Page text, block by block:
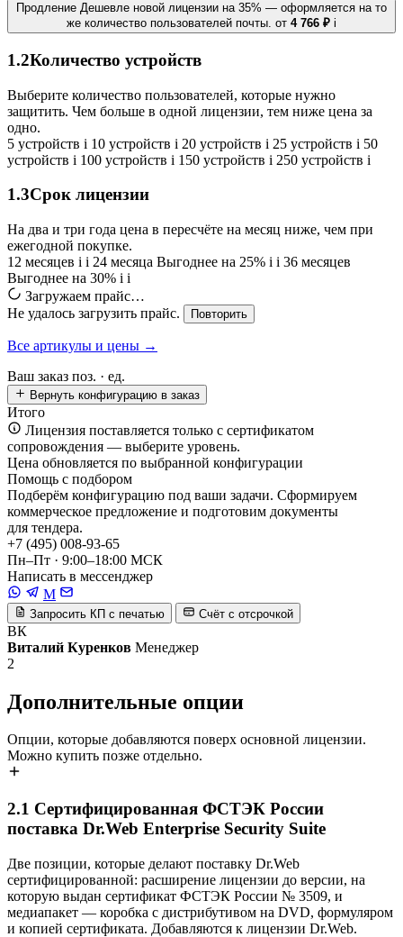
Продление Дешевле новой лицензии на 35% — оформляется на то
же количество пользователей почты. от 4 766 ₽ i
1.2Количество устройств
Выберите количество пользователей, которые нужно
защитить. Чем больше в одной лицензии, тем ниже цена за
одно.
5 устройств i 10 устройств i 20 устройств i 25 устройств i 50
устройств i 100 устройств i 150 устройств i 250 устройств i
1.3Срок лицензии
На два и три года цена в пересчёте на месяц ниже, чем при
ежегодной покупке.
12 месяцев i i 24 месяца Выгоднее на 25% i i 36 месяцев
Выгоднее на 30% i i
Загружаем прайс…
Не удалось загрузить прайс.
Повторить
Все артикулы и цены →
Ваш заказ поз. · ед.
Вернуть конфигурацию в заказ
Итого
Лицензия поставляется только с сертификатом
сопровождения — выберите уровень.
Цена обновляется по выбранной конфигурации
Помощь с подбором
Подберём конфигурацию под ваши задачи. Сформируем
коммерческое предложение и подготовим документы
для тендера.
+7 (495) 008-93-65
Пн–Пт · 9:00–18:00 МСК
Написать в мессенджер
M
Запросить КП с печатью Счёт с отсрочкой
ВК
Виталий Куренков Менеджер
2
Дополнительные опции
Опции, которые добавляются поверх основной лицензии.
Можно купить позже отдельно.
2.1 Сертифицированная ФСТЭК России
поставка Dr.Web Enterprise Security Suite
Две позиции, которые делают поставку Dr.Web
сертифицированной: расширение лицензии до версии, на
которую выдан сертификат ФСТЭК России № 3509, и
медиапакет — коробка с дистрибутивом на DVD, формуляром
и копией сертификата. Добавляются к лицензии Dr.Web.